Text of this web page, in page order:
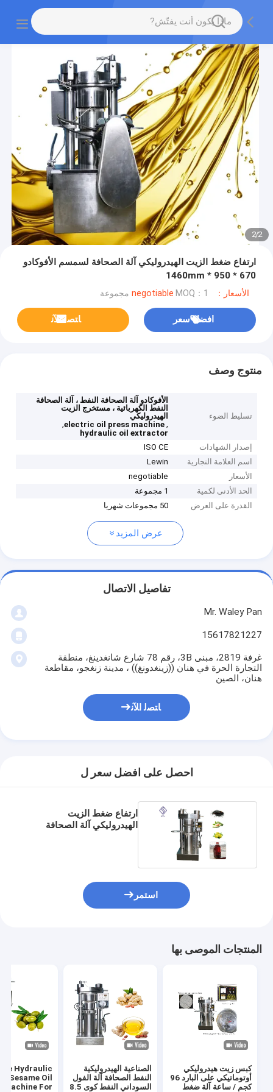
2
/
2
ارتفاع ضغط الزيت الهيدروليكي آلة الصحافة لسمسم الأفوكادو
670 * 950 * 1460mm
الأسعار：negotiable MOQ：1 مجموعة
افضل سعر ﺎﺘﺼﻟ ﺍﻶﻧ
منتوج وصف
تسليط الضوء
الأفوكادو آلة الصحافة النفط ، آلة الصحافة
النفط الكهربائية ، مستخرج الزيت
الهيدروليكي
,
electric oil press machine
,
hydraulic oil extractor
إصدار الشهادات
ISO CE
اسم العلامة التجارية
Lewin
الأسعار
negotiable
الحد الأدنى لكمية
1 مجموعة
القدرة على العرض
50 مجموعات شهريا
عرض المزيد
تفاصيل الاتصال
Mr. Waley Pan
15617821227
غرفة 2819، مبنى 3B، رقم 78 شارع شانغدينغ، منطقة
التجارة الحرة في هنان ((زينغدونغ)) ، مدينة زنغجو، مقاطعة
هنان، الصين
ﺎﺘﺼﻟ ﺍﻶﻧ
احصل على افضل سعر ل
ارتفاع ضغط الزيت
الهيدروليكي آلة الصحافة
استمر
المنتجات الموصى بها
كبس زيت هيدروليكي
أوتوماتيكي على البارد 96
كجم / ساعة آلة ضغط
الصناعية الهيدروليكية
النفط الصحافة آلة الفول
السوداني النفط كوى 8.5
Hydraulic
Sesame Oil
Machine For